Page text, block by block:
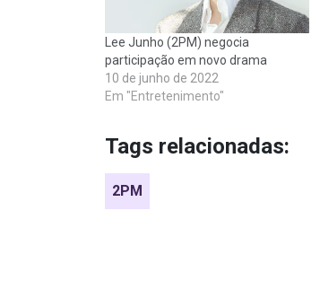
Lee Junho (2PM) negocia
participação em novo drama
10 de junho de 2022
Em "Entretenimento"
Tags relacionadas:
2PM